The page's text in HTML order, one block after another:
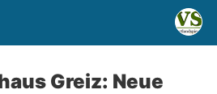
Greiz: Neue